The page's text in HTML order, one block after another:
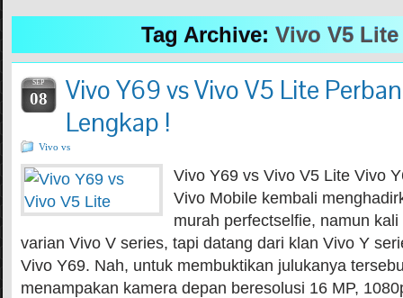
Tag Archive: Vivo V5 Lite
SEP
08
Vivo Y69 vs Vivo V5 Lite
Lengkap !
Vivo vs
Vivo Y69 vs Vivo V5 Lite Vivo
Vivo Mobile kembali
murah perfectselfie, namun
varian Vivo V series, tapi datang dari klan Vivo Y
Vivo Y69. Nah, untuk membuktikan julukanya
menampakan kamera depan beresolusi 16 MP,